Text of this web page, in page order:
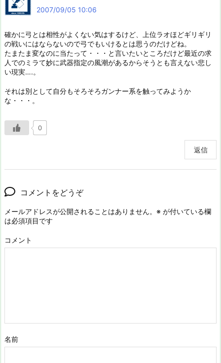
2007/09/05 10:06
確かに弓とは相性がよくない気はするけど、上位ラオほどギリギリ
の戦いにはならないので弓でもいけるとは思うのだけどね。
たまたま変なのに当たって・・・と言いたいところだけど最近の求
人でのミラて妙に武器指定の風潮があるからそうとも言えない悲し
い現実….。
それは別として自分もそろそろガンナー系を触ってみようか
な・・・。
0
返信
コメントをどうぞ
メールアドレスが公開されることはありません。 ※ が付いている欄
は必須項目です
コメント
名前